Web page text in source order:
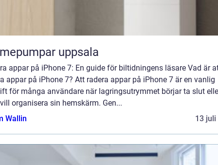
uppsala
appar på iPhone 7: En guide för biltidningens läsare Vad är
appar på iPhone 7? Att radera appar på iPhone 7 är en vanlig
för många användare när lagringsutrymmet börjar ta slut
organisera sin hemskärm. Gen...
Wallin
13 juli